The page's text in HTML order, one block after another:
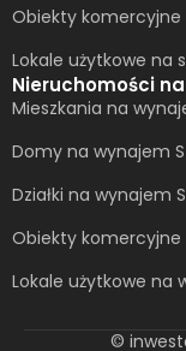
Obiekty komercyjne
Lokale użytkowe na
Nieruchomości
Mieszkania na
Domy na wynajem
Działki na wynajem
Obiekty
Lokale użytkowe na
©